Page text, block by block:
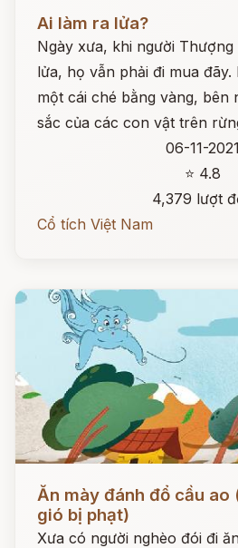
Ai làm ra lửa?
Ngày xưa, khi người
lửa, họ vẫn phải đi mua đãy.
một cái ché bằng vàng, bên
sắc của các con vật trên
06-11-2021
⭐ 4.8
4,379 lượt
Cổ tích Việt Nam
Đọc ngay
Ăn mày đánh đổ cầu ao
gió bị phạt)
Xưa có người nghèo đói đi